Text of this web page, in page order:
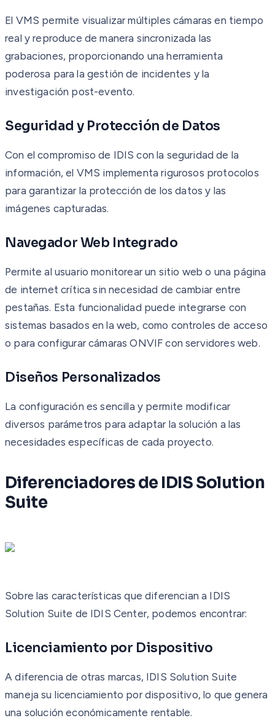
El VMS permite visualizar múltiples cámaras en tiempo
real y reproduce de manera sincronizada las
grabaciones, proporcionando una herramienta
poderosa para la gestión de incidentes y la
investigación post-evento.
Seguridad y Protección de Datos
Con el compromiso de IDIS con la seguridad de la
información, el VMS implementa rigurosos protocolos
para garantizar la protección de los datos y las
imágenes capturadas.
Navegador Web Integrado
Permite al usuario monitorear un sitio web o una página
de internet crítica sin necesidad de cambiar entre
pestañas. Esta funcionalidad puede integrarse con
sistemas basados en la web, como controles de acceso
o para configurar cámaras ONVIF con servidores web.
Diseños Personalizados
La configuración es sencilla y permite modificar
diversos parámetros para adaptar la solución a las
necesidades específicas de cada proyecto.
Diferenciadores de IDIS Solution
Suite
Sobre las características que diferencian a IDIS
Solution Suite de IDIS Center, podemos encontrar:
Licenciamiento por Dispositivo
A diferencia de otras marcas, IDIS Solution Suite
maneja su licenciamiento por dispositivo, lo que genera
una solución económicamente rentable.